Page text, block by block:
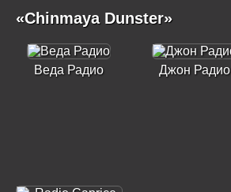
«Chinmaya Dunster»
Веда Радио Джон Радио